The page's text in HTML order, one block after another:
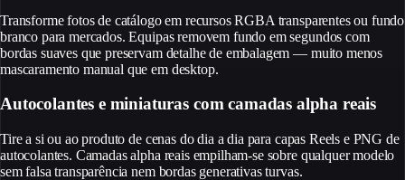
Transforme fotos de catálogo em recursos RGBA transparentes ou fundo
branco para mercados. Equipas removem fundo em segundos com
bordas suaves que preservam detalhe de embalagem — muito menos
mascaramento manual que em desktop.
Autocolantes e miniaturas com camadas alpha reais
Tire a si ou ao produto de cenas do dia a dia para capas Reels e PNG de
autocolantes. Camadas alpha reais empilham-se sobre qualquer modelo
sem falsa transparência nem bordas generativas turvas.